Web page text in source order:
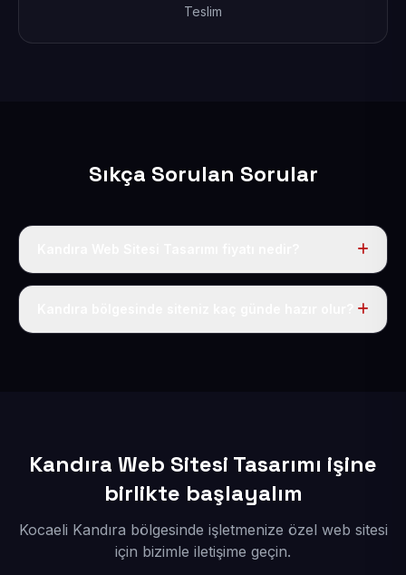
Teslim
Sıkça Sorulan Sorular
Tek fiyat uygulanır: yıllık 50 USD + KDV. Bu bedele alan
Kandıra Web Sitesi Tasarımı işine
birlikte başlayalım
Kocaeli Kandıra bölgesinde işletmenize özel web sitesi
için bizimle iletişime geçin.